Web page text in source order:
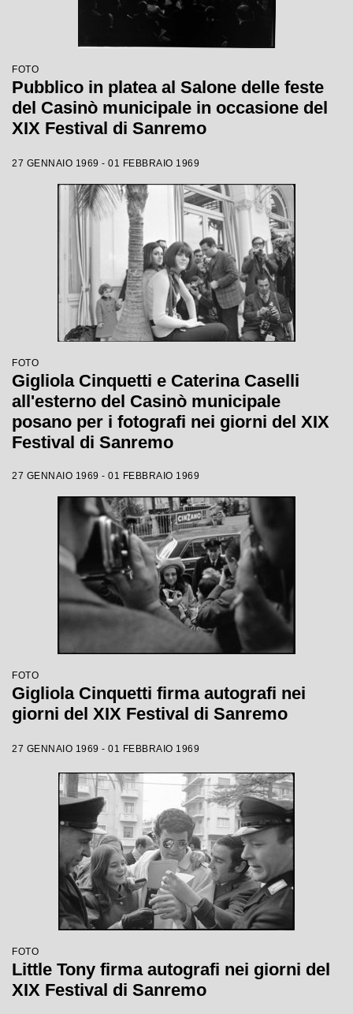
FOTO
Pubblico in platea al Salone delle feste
del Casinò municipale in occasione del
XIX Festival di Sanremo
27 GENNAIO 1969 - 01 FEBBRAIO 1969
FOTO
Gigliola Cinquetti e Caterina Caselli
all'esterno del Casinò municipale
posano per i fotografi nei giorni del XIX
Festival di Sanremo
27 GENNAIO 1969 - 01 FEBBRAIO 1969
FOTO
Gigliola Cinquetti firma autografi nei
giorni del XIX Festival di Sanremo
27 GENNAIO 1969 - 01 FEBBRAIO 1969
FOTO
Little Tony firma autografi nei giorni del
XIX Festival di Sanremo